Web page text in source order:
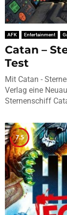
AFK Entertainment
Catan –
Test
Mit Catan -
Verlag eine
Sternenschiff
7.5